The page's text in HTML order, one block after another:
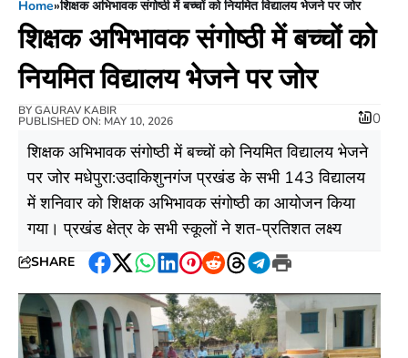
Home»शिक्षक अभिभावक संगोष्ठी में बच्चों को नियमित विद्यालय भेजने पर जोर
शिक्षक अभिभावक संगोष्ठी में बच्चों को
नियमित विद्यालय भेजने पर जोर
BYGAURAV KABIR
PUBLISHED ON: MAY 10, 2026 0
शिक्षक अभिभावक संगोष्ठी में बच्चों को नियमित विद्यालय भेजने
पर जोर मधेपुरा:उदाकिशुनगंज प्रखंड के सभी 143 विद्यालय
में शनिवार को शिक्षक अभिभावक संगोष्ठी का आयोजन किया
गया। प्रखंड क्षेत्र के सभी स्कूलों ने शत-प्रतिशत लक्ष्य
SHARE
Facebook
Twitter
WhatsApp
LinkedIn
Pinterest
RedditThreads
Telegram
Print